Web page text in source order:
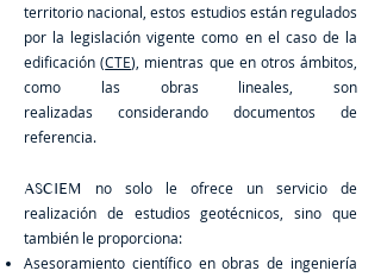
territorio nacional, estos estudios están regulados
por la legislación vigente como en el caso de la
edificación (CTE), mientras que en otros ámbitos,
como las obras lineales, son
realizadas considerando documentos de
referencia.
ASCIEM no solo le ofrece un servicio de
realización de estudios geotécnicos, sino que
también le proporciona:
Asesoramiento científico en obras de ingeniería